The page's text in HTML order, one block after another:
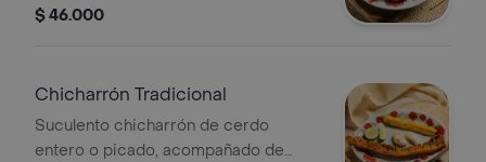
carne de res, cuatro torticas de
de guiso de papa y carne de res.
y salsa rosada
$ 46.000
Chicharrón Tradicional
Suculento chicharrón de cerdo
entero o picado, acompañado de